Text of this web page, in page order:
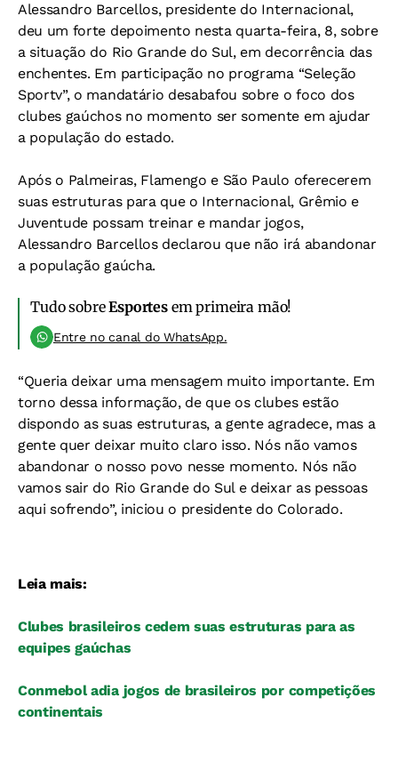
Alessandro Barcellos, presidente do Internacional,
deu um forte depoimento nesta quarta-feira, 8, sobre
a situação do Rio Grande do Sul, em decorrência das
enchentes. Em participação no programa “Seleção
Sportv”, o mandatário desabafou sobre o foco dos
clubes gaúchos no momento ser somente em ajudar
a população do estado.
Após o Palmeiras, Flamengo e São Paulo oferecerem
suas estruturas para que o Internacional, Grêmio e
Juventude possam treinar e mandar jogos,
Alessandro Barcellos declarou que não irá abandonar
a população gaúcha.
Tudo sobreEsportesem primeira mão!
Entre no canal do WhatsApp.
“Queria deixar uma mensagem muito importante. Em
torno dessa informação, de que os clubes estão
dispondo as suas estruturas, a gente agradece, mas a
gente quer deixar muito claro isso. Nós não vamos
abandonar o nosso povo nesse momento. Nós não
vamos sair do Rio Grande do Sul e deixar as pessoas
aqui sofrendo”, iniciou o presidente do Colorado.
Leia mais:
Clubes brasileiros cedem suas estruturas para as
equipes gaúchas
Conmebol adia jogos de brasileiros por competições
continentais